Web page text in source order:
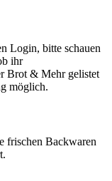
Login, bitte schauen
ihr
Brot & Mehr gelistet
möglich.
frischen Backwaren